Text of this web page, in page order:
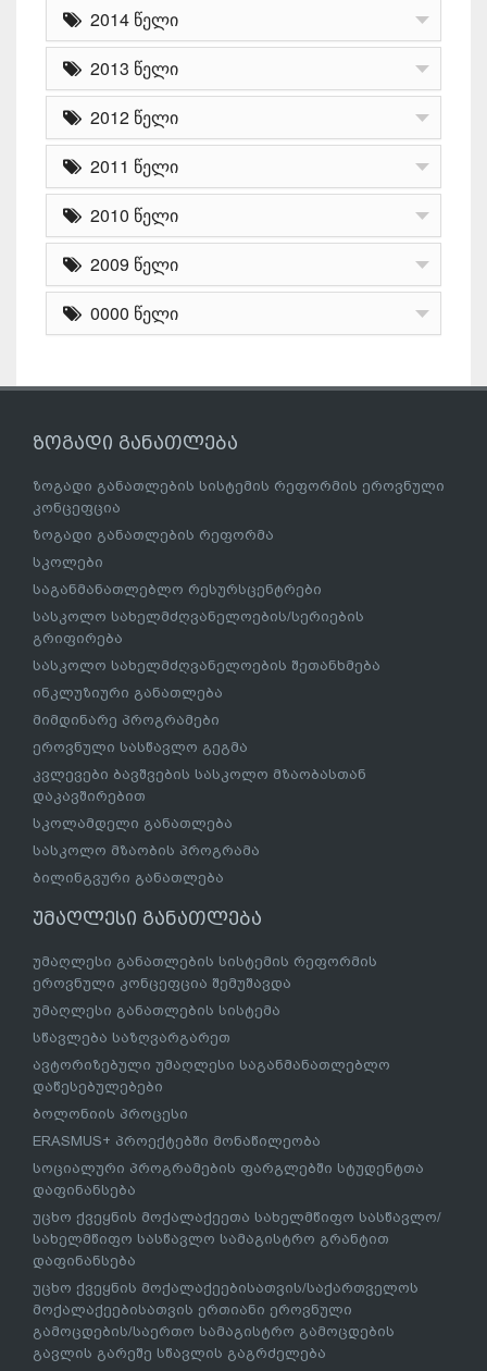
2014 წელი
2013 წელი
2012 წელი
2011 წელი
2010 წელი
2009 წელი
0000 წელი
ზოგადი განათლება
ზოგადი განათლების სისტემის რეფორმის ეროვნული
კონცეფცია
ზოგადი განათლების რეფორმა
სკოლები
საგანმანათლებლო რესურსცენტრები
სასკოლო სახელმძღვანელოების/სერიების
გრიფირება
სასკოლო სახელმძღვანელოების შეთანხმება
ინკლუზიური განათლება
მიმდინარე პროგრამები
ეროვნული სასწავლო გეგმა
კვლევები ბავშვების სასკოლო მზაობასთან
დაკავშირებით
სკოლამდელი განათლება
სასკოლო მზაობის პროგრამა
ბილინგვური განათლება
უმაღლესი განათლება
უმაღლესი განათლების სისტემის რეფორმის
ეროვნული კონცეფცია შემუშავდა
უმაღლესი განათლების სისტემა
სწავლება საზღვარგარეთ
ავტორიზებული უმაღლესი საგანმანათლებლო
დაწესებულებები
ბოლონიის პროცესი
ERASMUS+ პროექტებში მონაწილეობა
სოციალური პროგრამების ფარგლებში სტუდენტთა
დაფინანსება
უცხო ქვეყნის მოქალაქეეთა სახელმწიფო სასწავლო/
სახელმწიფო სასწავლო სამაგისტრო გრანტით
დაფინანსება
უცხო ქვეყნის მოქალაქეებისათვის/საქართველოს
მოქალაქეებისათვის ერთიანი ეროვნული
გამოცდების/საერთო სამაგისტრო გამოცდების
გავლის გარეშე სწავლის გაგრძელება